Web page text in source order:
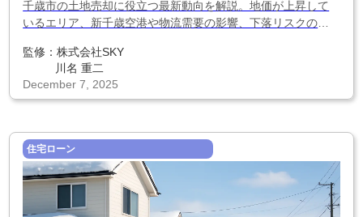
千歳市の土地売却に役立つ最新動向を解説。地価が上昇して
いるエリア、新千歳空港や物流需要の影響、下落リスクのあ
情報をまとめました。
監修：株式会社SKY
川名 重二
December 7, 2025
住宅ローン